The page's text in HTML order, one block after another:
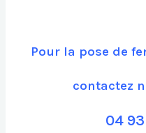
Pour la pose de
contactez
04